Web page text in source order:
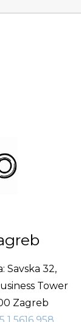
Savska 32,
Tower
Zagreb